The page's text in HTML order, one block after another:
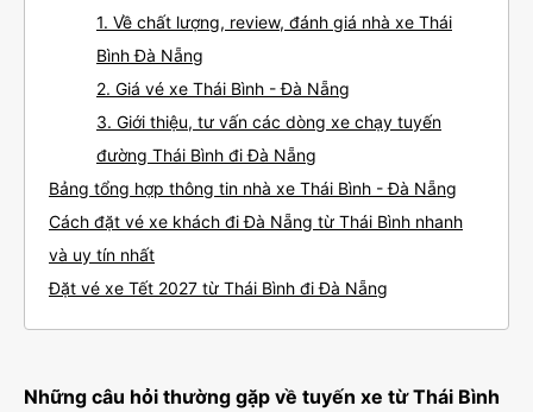
1. Về chất lượng, review, đánh giá nhà xe Thái
Bình Đà Nẵng
2. Giá vé xe Thái Bình - Đà Nẵng
3. Giới thiệu, tư vấn các dòng xe chạy tuyến
đường Thái Bình đi Đà Nẵng
Bảng tổng hợp thông tin nhà xe Thái Bình - Đà Nẵng
Cách đặt vé xe khách đi Đà Nẵng từ Thái Bình nhanh
và uy tín nhất
Đặt vé xe Tết 2027 từ Thái Bình đi Đà Nẵng
Những câu hỏi thường gặp về tuyến xe từ Thái Bình